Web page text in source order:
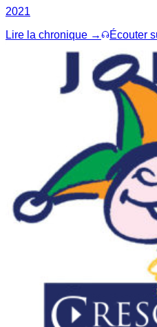
2021
Lire la chronique →
Écouter